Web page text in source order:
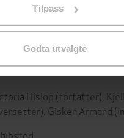
Tilpass
Godta utvalgte
Hislop (forfatter),
Gisken Armand